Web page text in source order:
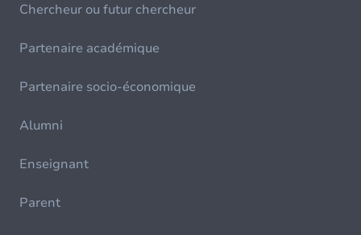
Chercheur ou futur chercheur
Partenaire académique
Partenaire socio-économique
Alumni
Enseignant
Parent